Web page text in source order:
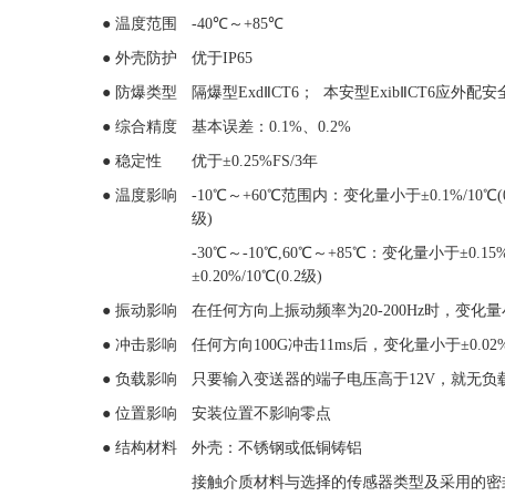
● 温度范围 -40℃ ～ +85℃
● 外壳防护 优于IP65
● 防爆类型 隔爆型ExdⅡCT6 ； 本安型Exib CT6应外配安
● 综合精度 基本误差： 0.1%、 0.2%
● 稳定性 优于±0.25%FS/3年
● 温度影响 -10℃ ～ +60℃范围内：变化量小于±0.1%/
级)
-30℃ ～ -10℃,60℃ ～ +85℃ ：变化量小于
±0.20%/10℃(0.2级)
● 振动影响 在任何方向上振动频率为20-200Hz时，变化量
● 冲击影响 任何方向 100G冲击11ms后，变化量小于
● 负载影响 只要输入变送器的端子电压高于12V ，就无负
● 位置影响 安装位置不影响零点
● 结构材料 外壳：不锈钢或低铜铸铝
接触介质材料与选择的传感器类型及采用的